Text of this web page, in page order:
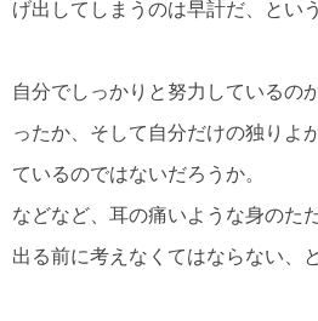
げ出してしまうのは早計だ、とい
自分でしっかりと努力しているの
ったか、そして自分だけの独りよ
ているのではないだろうか。
などなど、耳の痛いような身のた
出る前に考えなくてはならない、